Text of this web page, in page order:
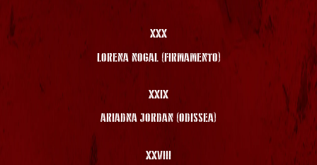
XXX
LORENA NOGAL (FIRMAMENTO)
XXIX
ARIADNA JORDAN (ODISSEA)
XXVIII